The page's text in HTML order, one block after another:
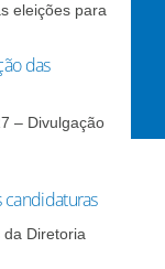
eleições para
das
– Divulgação
candidaturas
Diretoria